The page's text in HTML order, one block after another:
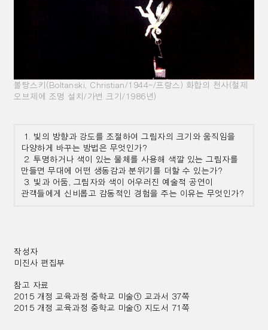
볼탕스키(Boltanski, Christian/1944~/프랑스) 화합의 천사(철제
오브제에 조명 설치/가변 크기/1986년)
1. 빛의 방향과 강도를 조절하여 그림자의 크기와 움직임을
다양하게 바꾸는 방법은 무엇인가?
2. 투명하거나 색이 있는 물체를 사용해 색깔 있는 그림자를
만들면 무대에 어떤 생동감과 분위기를 더할 수 있는가?
3. 빛과 어둠, 그림자와 색이 어우러진 예술적 공연이
관객들에게 신비롭고 감동적인 경험을 주는 이유는 무엇인가?
작성자
미진사 편집부
참고 자료
2015 개정 교육과정 중학교 미술① 교과서 37쪽
2015 개정 교육과정 중학교 미술① 지도서 71쪽